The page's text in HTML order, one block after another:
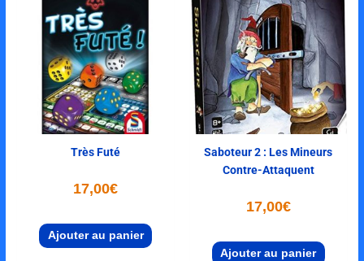
Très Futé
17,00€
Ajouter au panier
Saboteur 2 : Les Mineurs
Contre-Attaquent
17,00€
Ajouter au panier